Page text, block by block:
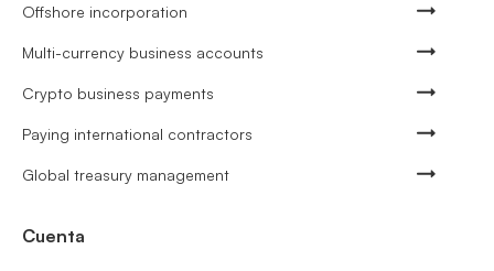
Offshore incorporation
Multi-currency business accounts
Crypto business payments
Paying international contractors
Global treasury management
Cuenta